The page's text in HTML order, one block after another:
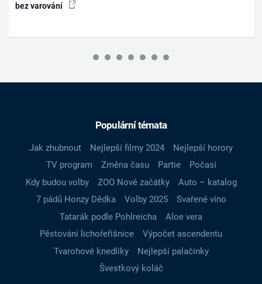
bez varování
Populární témata
Jak zhubnout Nejlepší filmy 2024
Nejlepší horory
TV program
Změna času Partie
Počasí
Kdy budou volby
ZOO Nové začátky
Auto – katalog
7 pádů Honzy Dědka
Volby 2025
Svařené víno
Tatarák podle Pohlreicha
Aloe vera
Pěstování lichořeřišnice
Výpočet ascendentu
Tvarohové knedlíky
Nejlepší palačinky
Švestkový koláč